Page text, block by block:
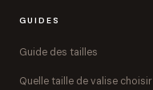
GUIDES
Guide des tailles
Quelle taille de valise choisir